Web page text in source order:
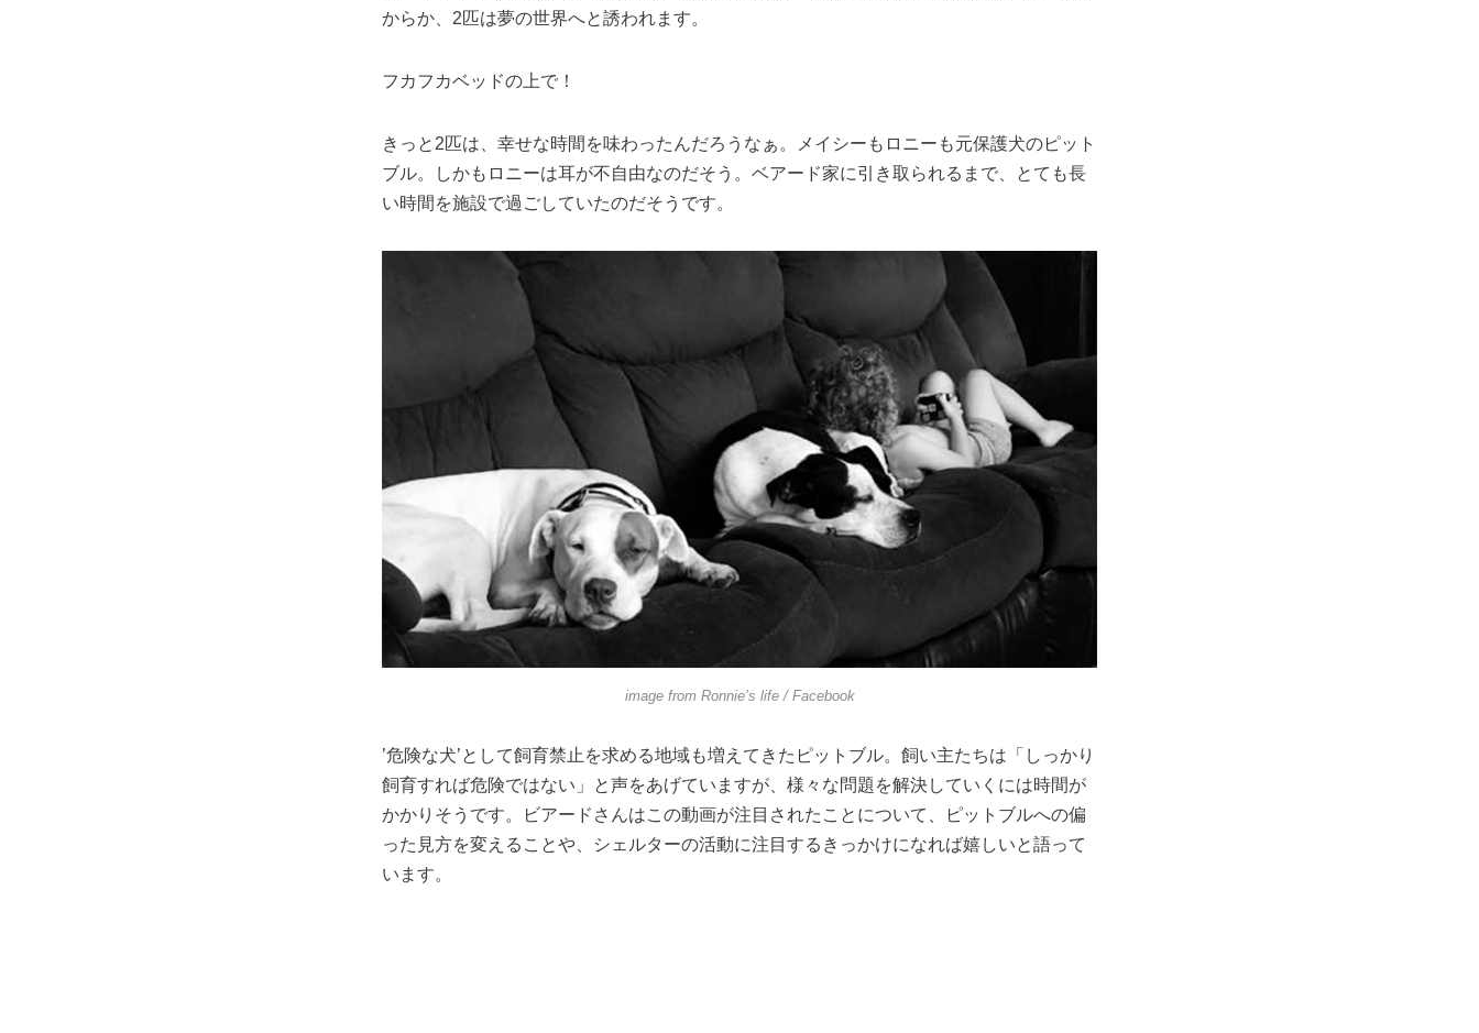
からか、2匹は夢の世界へと誘われます。
フカフカベッドの上で！
きっと2匹は、幸せな時間を味わったんだろうなぁ。メイシーもロニーも元保護犬のピット
ブル。しかもロニーは耳が不自由なのだそう。ベアード家に引き取られるまで、とても長
い時間を施設で過ごしていたのだそうです。
image from Ronnie’s life/ Facebook
’危険な犬’として飼育禁止を求める地域も増えてきたピットブル。飼い主たちは「しっかり
飼育すれば危険ではない」と声をあげていますが、様々な問題を解決していくには時間が
かかりそうです。ビアードさんはこの動画が注目されたことについて、ピットブルへの偏
った見方を変えることや、シェルターの活動に注目するきっかけになれば嬉しいと語って
います。